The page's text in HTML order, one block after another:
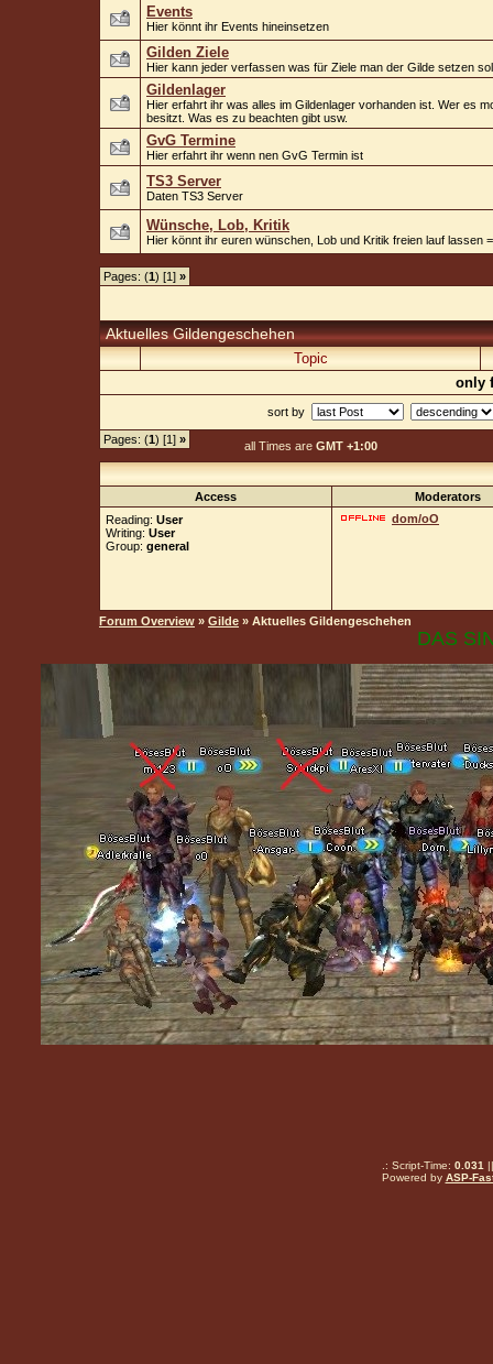
Events
Hier könnt ihr Events hineinsetzen
Gilden Ziele
Hier kann jeder verfassen was für Ziele man der Gilde setzen
Gildenlager
Hier erfahrt ihr was alles im Gildenlager vorhanden ist. Wer es
besitzt. Was es zu beachten gibt usw.
GvG Termine
Hier erfahrt ihr wenn nen GvG Termin ist
TS3 Server
Daten TS3 Server
Wünsche, Lob, Kritik
Hier könnt ihr euren wünschen, Lob und Kritik freien lauf lassen
Pages: (1) [1] »
Aktuelles Gildengeschehen
Topic
only
sort by
Pages: (1) [1] » all Times are GMT +1:00
Access
Moderators
Reading: User
Writing: User
Group: general
dom/oO
Forum Overview » Gilde » Aktuelles Gildengeschehen
DAS
.: Script-Time: 0.031
Powered by ASP-